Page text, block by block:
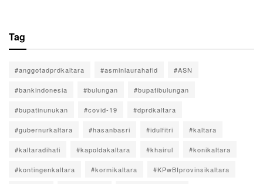
Tag
#anggotadprdkaltara #asminlaurahafid #ASN
#bankindonesia #bulungan #bupatibulungan
#bupatinunukan #covid-19 #dprdkaltara
#gubernurkaltara #hasanbasri #idulfitri #kaltara
#kaltaradihati #kapoldakaltara #khairul #konikaltara
#kontingenkaltara #kormikaltara #KPwBIprovinsikaltara